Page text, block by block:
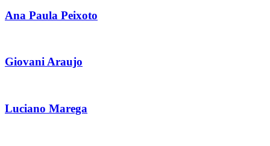
Ana Paula Peixoto
Giovani Araujo
Luciano Marega